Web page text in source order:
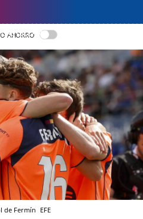
AHORRO
de Fermín EFE